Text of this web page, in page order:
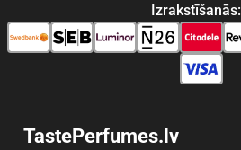
Izrakstīšanās:
TastePerfumes.lv